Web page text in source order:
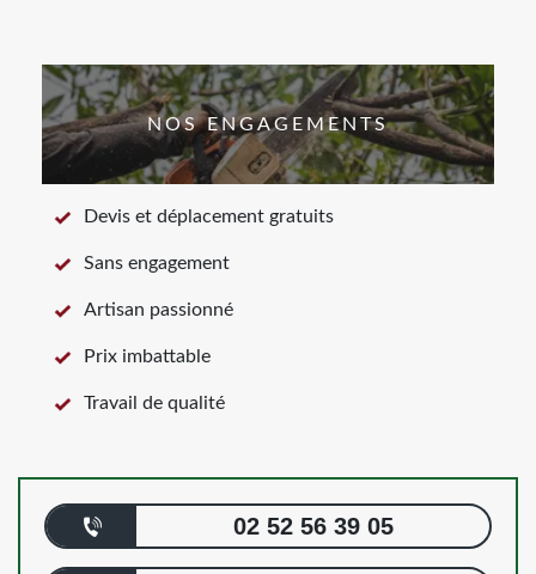
NOS ENGAGEMENTS
Devis et déplacement gratuits
Sans engagement
Artisan passionné
Prix imbattable
Travail de qualité
02 52 56 39 05